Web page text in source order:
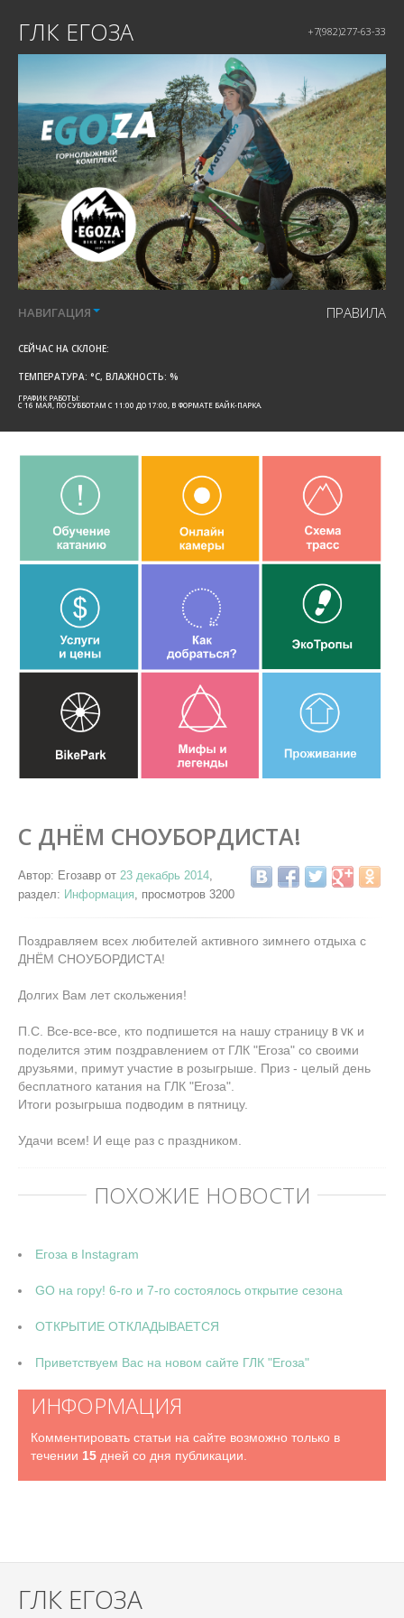
ГЛК ЕГОЗА +7(982)277-63-33
НАВИГАЦИЯ ПРАВИЛА
СЕЙЧАС НА СКЛОНЕ:
ТЕМПЕРАТУРА: °C, ВЛАЖНОСТЬ: %
ГРАФИК РАБОТЫ:
C 16 МАЯ, ПО СУББОТАМ С 11:00 ДО 17:00, В ФОРМАТЕ БАЙК-ПАРКА.
С ДНЁМ СНОУБОРДИСТА!
Автор: Егозавр от 23 декабрь 2014
раздел: Информация , просмотров 3200
Поздравляем всех любителей активного зимнего отдыха с
ДНЁМ СНОУБОРДИСТА!
Долгих Вам лет скольжения!
П.С. Все-все-все, кто подпишется на нашу страницу В VK и
поделится этим поздравлением от ГЛК "Егоза" со своими
друзьями, примут участие в розыгрыше. Приз - целый день
бесплатного катания на ГЛК "Егоза".
Итоги розыгрыша подводим в пятницу.
Удачи всем! И еще раз с праздником.
ПОХОЖИЕ НОВОСТИ
Егоза в Instagram
GO на гору! 6-го и 7-го состоялось открытие сезона
ОТКРЫТИЕ ОТКЛАДЫВАЕТСЯ
Приветствуем Вас на новом сайте ГЛК "Егоза"
ИНФОРМАЦИЯ
Комментировать статьи на сайте возможно только в
течении 15 дней со дня публикации.
ГЛК ЕГОЗА